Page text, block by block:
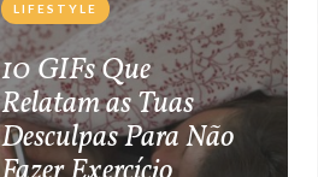
LIFESTYLE
10 GIFs Que
Relatam as Tuas
Desculpas Para Não